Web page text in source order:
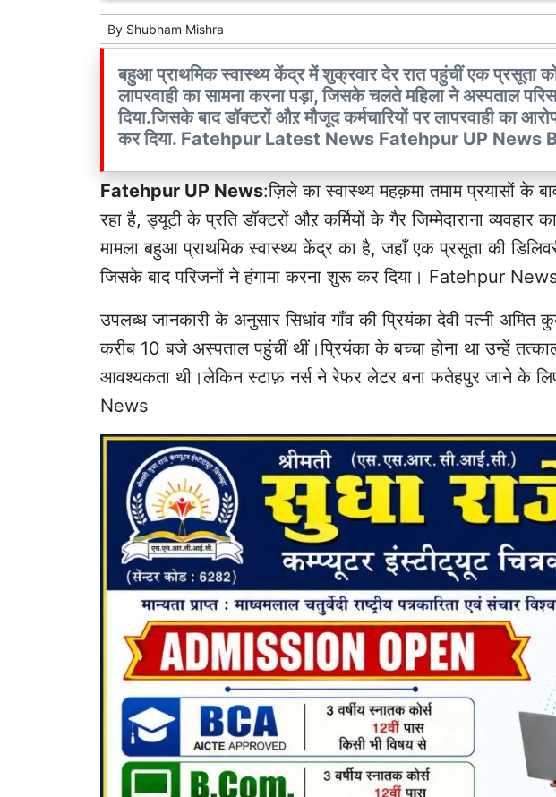
By Shubham Mishra
बहुआ प्राथमिक स्वास्थ्य केंद्र में शुक्रवार देर रात पहुंचीं एक प्रसूता
लापरवाही का सामना करना पड़ा, जिसके चलते महिला ने अस्पताल
दिया.जिसके बाद डॉक्टरों औऱ मौजूद कर्मचारियों पर लापरवाही का
कर दिया. Fatehpur Latest News Fatehpur UP News
Fatehpur UP News:ज़िले का स्वास्थ्य महक़मा तमाम प्रयासों के
रहा है, ड्यूटी के प्रति डॉक्टरों औऱ कर्मियों के गैर जिम्मेदाराना व्यवहार
मामला बहुआ प्राथमिक स्वास्थ्य केंद्र का है, जहाँ एक प्रसूता की
जिसके बाद परिजनों ने हंगामा करना शुरू कर दिया। Fatehpur
उपलब्ध जानकारी के अनुसार सिधांव गाँव की प्रियंका देवी पत्नी अमित
करीब 10 बजे अस्पताल पहुंचीं थीं।प्रियंका के बच्चा होना था उन्हें
आवश्यकता थी।लेकिन स्टाफ़ नर्स ने रेफर लेटर बना फतेहपुर जाने के
News